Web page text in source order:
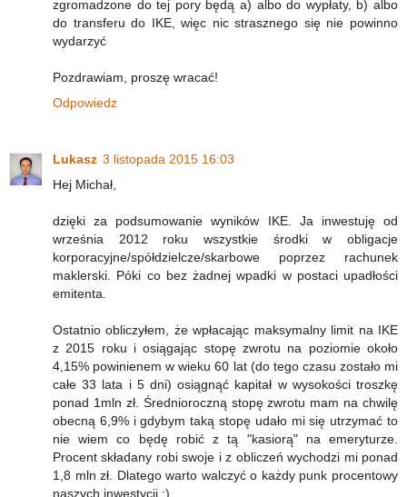
zgromadzone do tej pory będą a) albo do wypłaty, b) albo
do transferu do IKE, więc nic strasznego się nie powinno
wydarzyć
Pozdrawiam, proszę wracać!
Odpowiedz
Lukasz 3 listopada 2015 16:03
Hej Michał,
dzięki za podsumowanie wyników IKE. Ja inwestuję od
września 2012 roku wszystkie środki w obligacje
korporacyjne/spółdzielcze/skarbowe poprzez rachunek
maklerski. Póki co bez żadnej wpadki w postaci upadłości
emitenta.
Ostatnio obliczyłem, że wpłacając maksymalny limit na IKE
z 2015 roku i osiągając stopę zwrotu na poziomie około
4,15% powinienem w wieku 60 lat (do tego czasu zostało mi
całe 33 lata i 5 dni) osiągnąć kapitał w wysokości troszkę
ponad 1mln zł. Średnioroczną stopę zwrotu mam na chwilę
obecną 6,9% i gdybym taką stopę udało mi się utrzymać to
nie wiem co będę robić z tą "kasiorą" na emeryturze.
Procent składany robi swoje i z obliczeń wychodzi mi ponad
1,8 mln zł. Dlatego warto walczyć o każdy punk procentowy
naszych inwestycji :)